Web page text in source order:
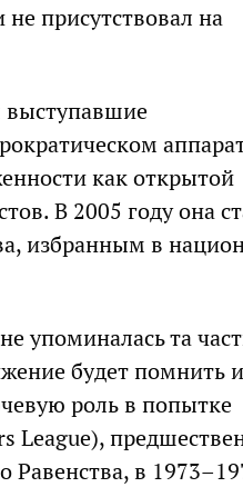
присутствовал на
выступавшие
как открытой
В 2005 году она
избранным в
упоминалась та
будет помнить и
роль в попытке
League),
Равенства, в